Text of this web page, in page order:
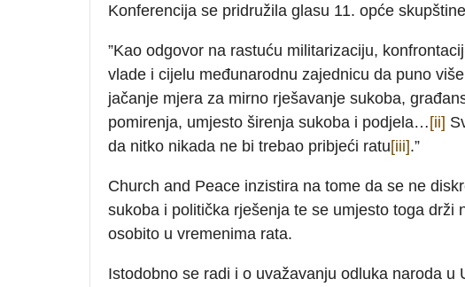
Konferencija se pridružila glasu 11. opće
”Kao odgovor na rastuću militarizaciju,
vlade i cijelu međunarodnu zajednicu da puno
jačanje mjera za mirno rješavanje sukoba,
pomirenja, umjesto širenja sukoba i podjela…[ii]
da nitko nikada ne bi trebao pribjeći ratu[iii].”
Church and Peace inzistira na tome da se ne
sukoba i politička rješenja te se umjesto toga drži
osobito u vremenima rata.
Istodobno se radi i o uvažavanju odluka naroda u